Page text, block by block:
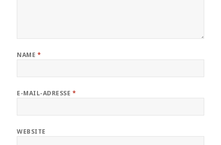
NAME *
E-MAIL-ADRESSE *
WEBSITE